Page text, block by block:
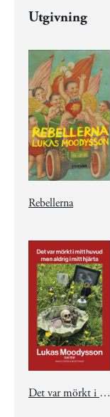
Utgivning
Rebellerna
Det var mörkt i mitt huvud men aldrig i mitt hjärta